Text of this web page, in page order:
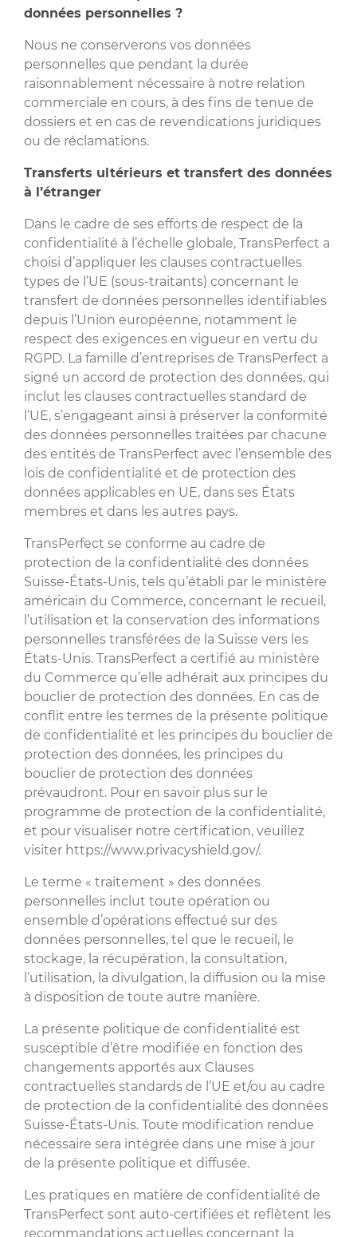
données personnelles ?
Nous ne conserverons vos données
personnelles que pendant la durée
raisonnablement nécessaire à notre relation
commerciale en cours, à des fins de tenue de
dossiers et en cas de revendications juridiques
ou de réclamations.
Transferts ultérieurs et transfert des données
à l’étranger
Dans le cadre de ses efforts de respect de la
confidentialité à l’échelle globale, TransPerfect a
choisi d’appliquer les clauses contractuelles
types de l’UE (sous-traitants) concernant le
transfert de données personnelles identifiables
depuis l’Union européenne, notamment le
respect des exigences en vigueur en vertu du
RGPD. La famille d’entreprises de TransPerfect a
signé un accord de protection des données, qui
inclut les clauses contractuelles standard de
l’UE, s’engageant ainsi à préserver la conformité
des données personnelles traitées par chacune
des entités de TransPerfect avec l’ensemble des
lois de confidentialité et de protection des
données applicables en UE, dans ses États
membres et dans les autres pays.
TransPerfect se conforme au cadre de
protection de la confidentialité des données
Suisse-États-Unis, tels qu’établi par le ministère
américain du Commerce, concernant le recueil,
l’utilisation et la conservation des informations
personnelles transférées de la Suisse vers les
États-Unis. TransPerfect a certifié au ministère
du Commerce qu’elle adhérait aux principes du
bouclier de protection des données. En cas de
conflit entre les termes de la présente politique
de confidentialité et les principes du bouclier de
protection des données, les principes du
bouclier de protection des données
prévaudront. Pour en savoir plus sur le
programme de protection de la confidentialité,
et pour visualiser notre certification, veuillez
visiter https://www.privacyshield.gov/.
Le terme « traitement » des données
personnelles inclut toute opération ou
ensemble d’opérations effectué sur des
données personnelles, tel que le recueil, le
stockage, la récupération, la consultation,
l’utilisation, la divulgation, la diffusion ou la mise
à disposition de toute autre manière.
La présente politique de confidentialité est
susceptible d’être modifiée en fonction des
changements apportés aux Clauses
contractuelles standards de l’UE et/ou au cadre
de protection de la confidentialité des données
Suisse-États-Unis. Toute modification rendue
nécessaire sera intégrée dans une mise à jour
de la présente politique et diffusée.
Les pratiques en matière de confidentialité de
TransPerfect sont auto-certifiées et reflètent les
recommandations actuelles concernant la